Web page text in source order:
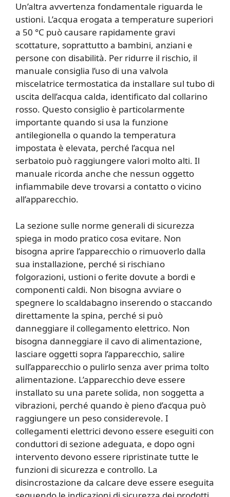
Un’altra avvertenza fondamentale riguarda le
ustioni. L’acqua erogata a temperature superiori
a 50 °C può causare rapidamente gravi
scottature, soprattutto a bambini, anziani e
persone con disabilità. Per ridurre il rischio, il
manuale consiglia l’uso di una valvola
miscelatrice termostatica da installare sul tubo di
uscita dell’acqua calda, identificato dal collarino
rosso. Questo consiglio è particolarmente
importante quando si usa la funzione
antilegionella o quando la temperatura
impostata è elevata, perché l’acqua nel
serbatoio può raggiungere valori molto alti. Il
manuale ricorda anche che nessun oggetto
infiammabile deve trovarsi a contatto o vicino
all’apparecchio.
La sezione sulle norme generali di sicurezza
spiega in modo pratico cosa evitare. Non
bisogna aprire l’apparecchio o rimuoverlo dalla
sua installazione, perché si rischiano
folgorazioni, ustioni o ferite dovute a bordi e
componenti caldi. Non bisogna avviare o
spegnere lo scaldabagno inserendo o staccando
direttamente la spina, perché si può
danneggiare il collegamento elettrico. Non
bisogna danneggiare il cavo di alimentazione,
lasciare oggetti sopra l’apparecchio, salire
sull’apparecchio o pulirlo senza aver prima tolto
alimentazione. L’apparecchio deve essere
installato su una parete solida, non soggetta a
vibrazioni, perché quando è pieno d’acqua può
raggiungere un peso considerevole. I
collegamenti elettrici devono essere eseguiti con
conduttori di sezione adeguata, e dopo ogni
intervento devono essere ripristinate tutte le
funzioni di sicurezza e controllo. La
disincrostazione da calcare deve essere eseguita